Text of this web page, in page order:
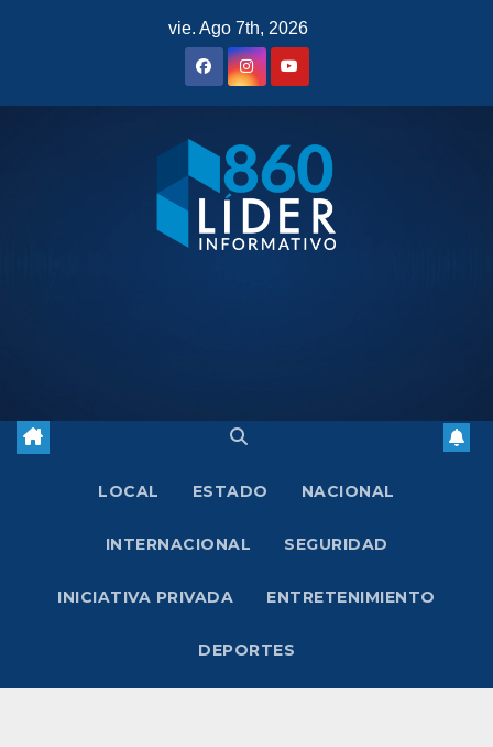
vie. Ago 7th, 2026
LOCAL ESTADO NACIONAL
INTERNACIONAL SEGURIDAD
INICIATIVA PRIVADA ENTRETENIMIENTO
DEPORTES